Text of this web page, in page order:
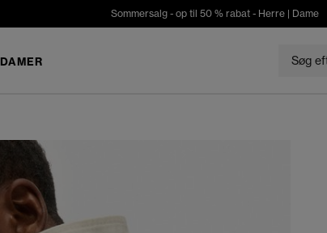
Sommersalg - op til 50 % rabat - Herre| Dame
DAMER